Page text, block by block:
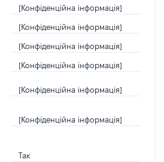
[Конфіденційна інформація]
[Конфіденційна інформація]
[Конфіденційна інформація]
[Конфіденційна інформація]
[Конфіденційна інформація]
[Конфіденційна інформація]
Так